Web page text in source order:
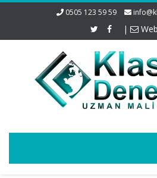
0505 123 59 59
|